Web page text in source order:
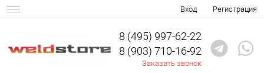
Вход Регистрация
8 (495) 997-62-22
8 (903) 710-16-92
Заказать звонок